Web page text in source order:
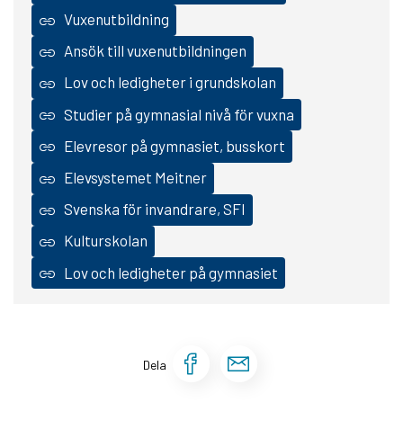
Vuxenutbildning
Ansök till vuxenutbildningen
Lov och ledigheter i grundskolan
Studier på gymnasial nivå för vuxna
Elevresor på gymnasiet, busskort
Elevsystemet Meitner
Svenska för invandrare, SFI
Kulturskolan
Lov och ledigheter på gymnasiet
Dela Dela sidan på